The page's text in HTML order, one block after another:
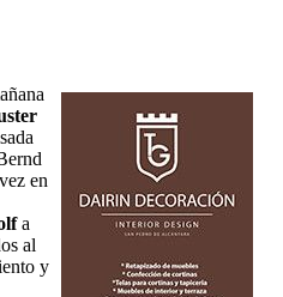
en
a
al
y